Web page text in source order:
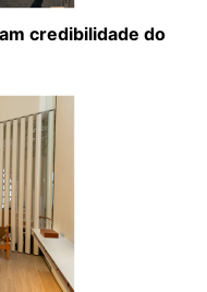
credibilidade do